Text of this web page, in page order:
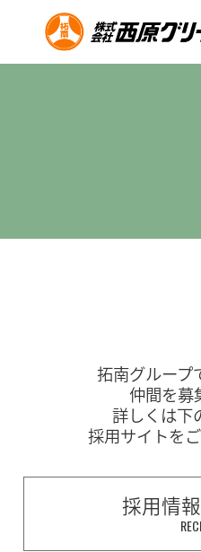
拓南グループ
仲間を募
詳しくは下
採用サイトを
採用情